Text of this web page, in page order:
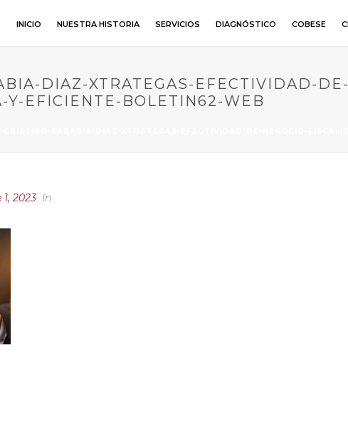
INICIO NUESTRA HISTORIA SERVICIOS DIAGNÓSTICO COBESE
DIAZ-XTRATEGAS-EFECTIVIDAD-
Y-EFICIENTE-BOLETIN62-WEB
2023 In